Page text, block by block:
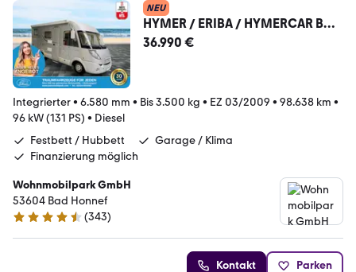
NEU
HYMER / ERIBA / HYMERCAR B
514
36.990 €
Integrierter• 6.580 mm • Bis 3.500 kg • EZ 03/2009 • 98.638 km •
96 kW (131 PS) • Diesel
Festbett / Hubbett
Garage / Klima
Finanzierung möglich
Wohnmobilpark GmbH
53604 Bad Honnef
4.3 Sterne
(343)
Kontakt Parken